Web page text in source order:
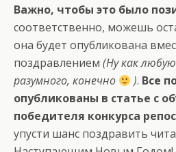
Важно, чтобы это было
соответственно, можешь
она будет опубликована
поздравлением (Ну как
разумного, конечно
). Все
опубликованы в статье с
победителя конкурса
упусти шанс поздравить